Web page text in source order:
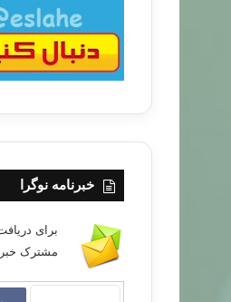
خبرنامه نوگرا
برای
مشترک